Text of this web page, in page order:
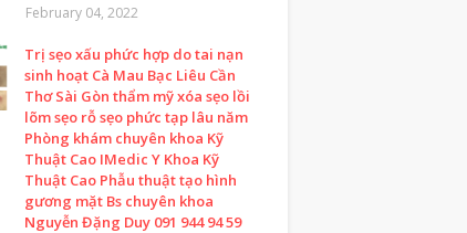
February 04, 2022
Trị sẹo xấu phức hợp do tai nạn
sinh hoạt Cà Mau Bạc Liêu Cần
Thơ Sài Gòn thẩm mỹ xóa sẹo lồi
lõm sẹo rỗ sẹo phức tạp lâu năm
Phòng khám chuyên khoa Kỹ
Thuật Cao IMedic Y Khoa Kỹ
Thuật Cao Phẫu thuật tạo hình
gương mặt Bs chuyên khoa
Nguyễn Đặng Duy 091 944 94 59